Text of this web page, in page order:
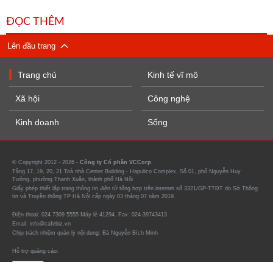
ĐỌC THÊM
Lên đầu trang
Trang chủ
Xã hội
Kinh doanh
Kinh tế vĩ mô
Công nghệ
Sống
© Copyright 2012 - 2026 - Công ty Cổ phần VCCorp.
Tầng 17, 19, 20, 21 Toà nhà Center Building - Hapulico Complex, Số 01, phố Nguyễn Huy
Tưởng, phường Thanh Xuân, thành phố Hà Nội
Giấy phép thiết lập trang thông tin điện tử tổng hợp trên internet số 3321/GP-TTĐT do Sở Thông
tin và Truyền thông TP Hà Nội cấp ngày 03 tháng 07 năm 2019.
Điện thoại: 024 7309 5555 Máy lẻ 41294. Fax: 024-39743413
Email: info@cafebiz.vn
Chịu trách nhiệm quản lý nội dung: Bà Nguyễn Bích Minh
Hỗ trợ quảng cáo: